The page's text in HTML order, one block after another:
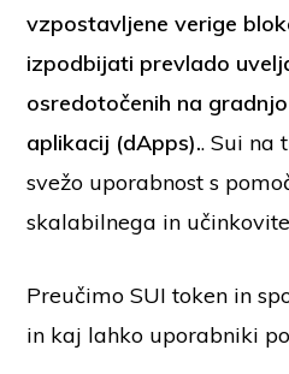
vzpostavljene verige
izpodbijati prevlado
osredotočenih na
aplikacij (dApps).. Sui na
svežo uporabnost s
skalabilnega in
Preučimo SUI token in
in kaj lahko uporabniki